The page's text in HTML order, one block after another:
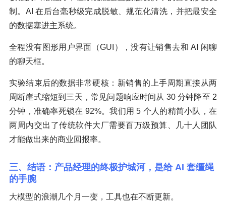
制。AI 在后台毫秒级完成脱敏、规范化清洗，并把最安全
的数据塞进主系统。
全程没有图形用户界面（GUI），没有让销售去和 AI 闲聊
的聊天框。
实验结束后的数据非常硬核：新销售的上手周期直接从两
周断崖式缩短到三天，常见问题响应时间从 30 分钟降至 2
分钟，准确率死锁在 92%。我们用 5 个人的精简小队，在
两周内交出了传统软件大厂需要百万级预算、几十人团队
才能做出来的商业回报率。
三、结语：产品经理的终极护城河，是给 AI 套缰绳
的手腕
大模型的浪潮几个月一变，工具也在不断更新。